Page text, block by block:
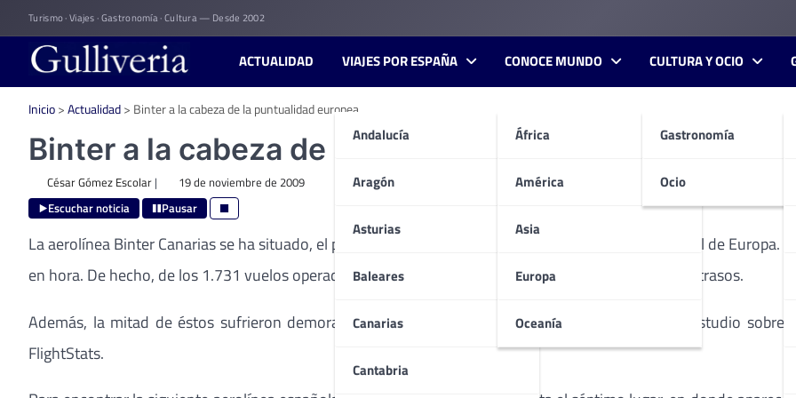
to
content
Turismo · Viajes · Gastronomía · Cultura — Desde 2002
ACTUALIDAD VIAJES POR ESPAÑA
Andalucía
Aragón
Asturias
Baleares
Canarias
Cantabria
CONOCE MUNDO
África
América
Asia
Europa
Oceanía
CULTURA Y OCIO
Gastronomía
Ocio
Inicio>Actualidad> Binter a la cabeza de la puntualidad europea.
Binter a la cabeza de la puntualidad europea.
César Gómez Escolar| 19 de noviembre de 2009
Escuchar noticia Pausar
La aerolínea Binter Canarias se ha situado, el pasado mes de octubre, como la compañía más puntual de Europa.
en hora. De hecho, de los 1.731 vuelos operados por la compañía solo 48 operaciones registraron retrasos.
Además, la mitad de éstos sufrieron demoras entre 15 y 30 minutos, según se desprende del estudio sobre
FlightStats.